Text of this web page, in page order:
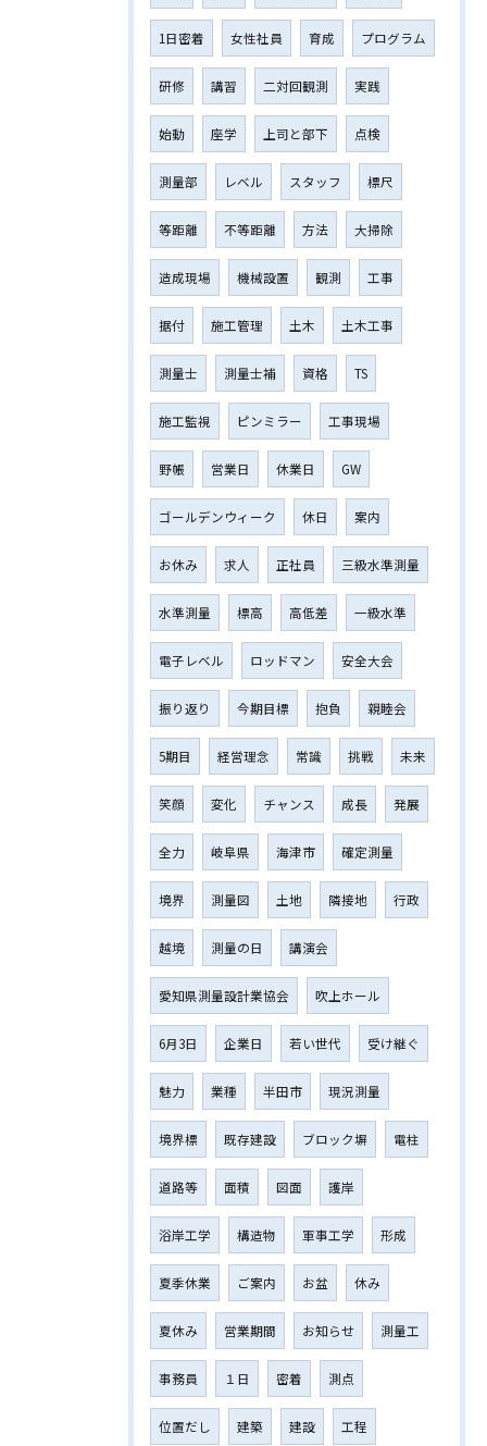
1日密着 女性社員 育成 プログラム
研修 講習 二対回観測 実践
始動 座学 上司と部下 点検
測量部 レベル スタッフ 標尺
等距離 不等距離 方法 大掃除
造成現場 機械設置 観測 工事
据付 施工管理 土木 土木工事
測量士 測量士補 資格 TS
施工監視 ピンミラー 工事現場
野帳 営業日 休業日 GW
ゴールデンウィーク 休日 案内
お休み 求人 正社員 三級水準測量
水準測量 標高 高低差 一級水準
電子レベル ロッドマン 安全大会
振り返り 今期目標 抱負 親睦会
5期目 経営理念 常識 挑戦 未来
笑顔 変化 チャンス 成長 発展
全力 岐阜県 海津市 確定測量
境界 測量図 土地 隣接地 行政
越境 測量の日 講演会
愛知県測量設計業協会 吹上ホール
6月3日 企業日 若い世代 受け継ぐ
魅力 業種 半田市 現況測量
境界標 既存建設 ブロック塀 電柱
道路等 面積 図面 護岸
浴岸工学 構造物 軍事工学 形成
夏季休業 ご案内 お盆 休み
夏休み 営業期間 お知らせ 測量工
事務員 １日 密着 測点
位置だし 建築 建設 工程